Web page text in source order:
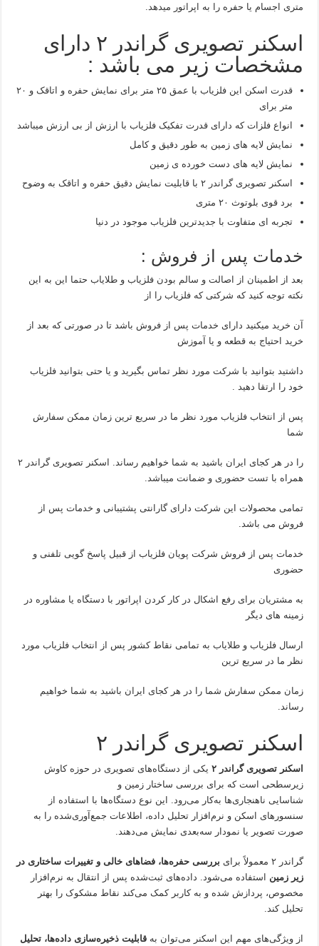
متری اجسام یا حفره را به اپراتور میدهد.
اسکنر تصویری گراندر ۲ دارای
مشخصات زیر می باشد :
قدرت اسکن این فلزیاب با عمق ۲۵ متر برای نمایش حفره و اتاقک و ۲۰
متر برای
انواع فلزات که دارای قدرت تفکیک فلزیاب با ارزش از بی ارزش میباشد
نمایش لایه های زمین به طور دقیق و کامل
نمایش لایه های دست خورده ی زمین
اسکنر تصویری گراندر ۲ با قابلیت نمایش دقیق حفره و اتاقک به وضوح
برد قوی بلوتوث ۲۰ متری
تجربه ای متفاوت با جدیدترین فلزیاب موجود در دنیا
خدمات پس از فروش :
بعد از اطمینان از اصالت و سالم بودن فلزیاب و طلایاب حتما این به این
نکته توجه کنید که شرکتی که فلزیاب را از
آن خرید میکنید دارای خدمات پس از فروش باشد تا در صورتی که بعد از
خرید احتیاج به قطعه و یا آموزش
داشتید بتوانید با شرکت مورد نظر تماس بگیرید و یا حتی بتوانید فلزیاب
خود را ارتقا دهید .
پس از انتخاب فلزیاب مورد نظر ما در سریع ترین زمان ممکن سفارش
شما
را در هر کجای ایران باشید به شما خواهیم رساند. اسکنر تصویری گراندر ۲
همراه با تست حضوری و ضمانت میباشد.
تمامی محصولات این شرکت دارای گارانتی پشتیبانی و خدمات پس از
فروش می باشد.
خدمات پس از فروش شرکت پویان فلزیاب از قبیل پاسخ گویی تلفنی و
حضوری
به مشتریان برای رفع اشکال در کار کردن اپراتور با دستگاه یا مشاوره در
زمینه های دیگر
ارسال فلزیاب و طلایاب به تمامی نقاط کشور پس از انتخاب فلزیاب مورد
نظر ما در سریع ترین
زمان ممکن سفارش شما را در هر کجای ایران باشید به شما خواهیم
رساند.
اسکنر تصویری گراندر ۲
اسکنر تصویری گراندر ۲
یکی از دستگاه‌های تصویری در حوزه کاوش
زیرسطحی است که برای بررسی ساختار زمین و
شناسایی ناهنجاری‌ها به‌کار می‌رود. این نوع دستگاه‌ها با استفاده از
سنسورهای اسکن و نرم‌افزار تحلیل داده، اطلاعات جمع‌آوری‌شده را به
صورت تصویر یا نمودار سه‌بعدی نمایش می‌دهند.
گراندر ۲ معمولاً برای
بررسی حفره‌ها، فضاهای خالی و تغییرات ساختاری در
زیر زمین استفاده می‌شود. داده‌های ثبت‌شده پس از انتقال به نرم‌افزار
مخصوص، پردازش شده و به کاربر کمک می‌کند نقاط مشکوک را بهتر
تحلیل کند.
از ویژگی‌های مهم این اسکنر می‌توان بهقابلیت ذخیره‌سازی داده‌ها، تحلیل